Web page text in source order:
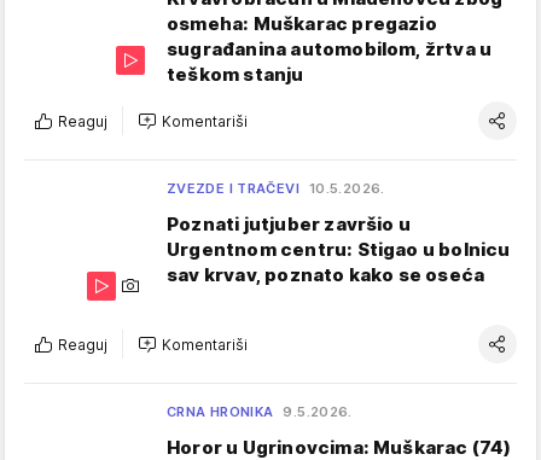
osmeha: Muškarac pregazio
sugrađanina automobilom, žrtva u
teškom stanju
Reaguj Komentariši
ZVEZDE I TRAČEVI 10.5.2026.
Poznati jutjuber završio u
Urgentnom centru: Stigao u bolnicu
sav krvav, poznato kako se oseća
Reaguj Komentariši
CRNA HRONIKA 9.5.2026.
Horor u Ugrinovcima: Muškarac (74)